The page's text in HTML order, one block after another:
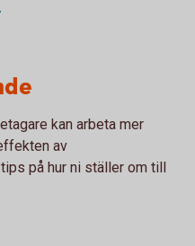
kan arbeta mer
av
på hur ni ställer om till